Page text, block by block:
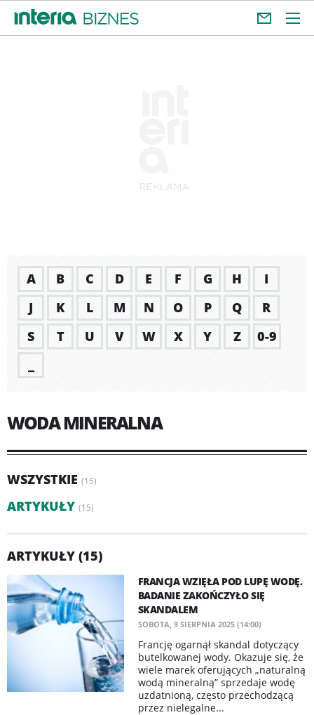
A B C D E F G H
I
J
K L M N O P Q
R
S
T U V W X Y Z
0-9
WODA MINERALNA
WSZYSTKIE (15)
ARTYKUŁY (15)
ARTYKUŁY (15)
FRANCJA WZIĘŁA POD LUPĘ WODĘ.
BADANIE ZAKOŃCZYŁO SIĘ
SKANDALEM
SOBOTA, 9 SIERPNIA 2025 (14:00)
Francję ogarnął skandal dotyczący
butelkowanej wody. Okazuje się, że
wiele marek oferujących „naturalną
wodą mineralną” sprzedaje wodę
uzdatnioną, często przechodzącą
przez nielegalne...